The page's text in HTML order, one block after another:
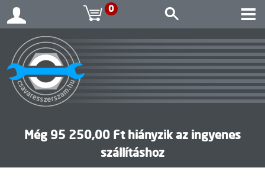
0
Még 95 250,00 Ft hiányzik az ingyenes
szállításhoz